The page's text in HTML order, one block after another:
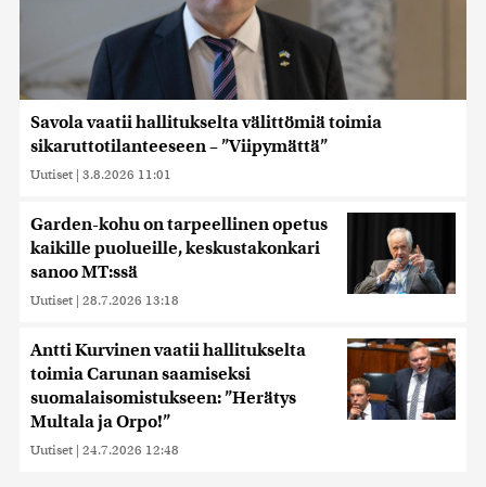
Savola vaatii hallitukselta välittömiä toimia
sikaruttotilanteeseen – ”Viipymättä”
Uutiset | 3.8.2026 11:01
Garden-kohu on tarpeellinen opetus
kaikille puolueille, keskustakonkari
sanoo MT:ssä
Uutiset | 28.7.2026 13:18
Antti Kurvinen vaatii hallitukselta
toimia Carunan saamiseksi
suomalaisomistukseen: ”Herätys
Multala ja Orpo!”
Uutiset | 24.7.2026 12:48